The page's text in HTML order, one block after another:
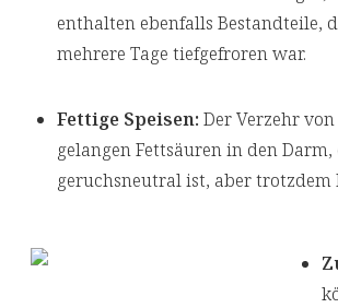
enthalten ebenfalls Bestandteile,
mehrere Tage tiefgefroren war.
Fettige Speisen: Der Verzehr
gelangen Fettsäuren in den
geruchsneutral ist, aber